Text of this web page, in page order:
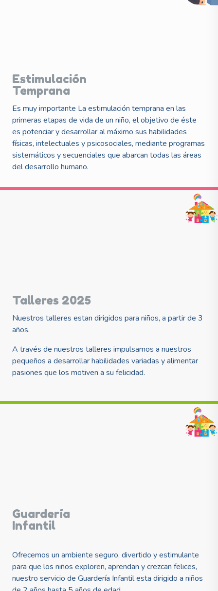
Estimulación
Temprana
Es muy importante La estimulación temprana en las
primeras etapas de vida de un niño, el objetivo de éste
es potenciar y desarrollar al máximo sus habilidades
físicas, intelectuales y psicosociales, mediante programas
sistemáticos y secuenciales que abarcan todas las áreas
del desarrollo humano.
Talleres 2025
Nuestros talleres estan dirigidos para niños, a partir de 3
años.
A través de nuestros talleres impulsamos a nuestros
pequeños a desarrollar habilidades variadas y alimentar
pasiones que los motiven a su felicidad.
Guardería
Infantil
Ofrecemos un ambiente seguro, divertido y estimulante
para que los niños exploren, aprendan y crezcan felices,
nuestro servicio de Guardería Infantil esta dirigido a niños